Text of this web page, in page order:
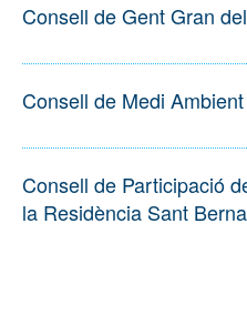
Consell de Gent Gran
Consell de Medi
Consell de Participació
la Residència Sant